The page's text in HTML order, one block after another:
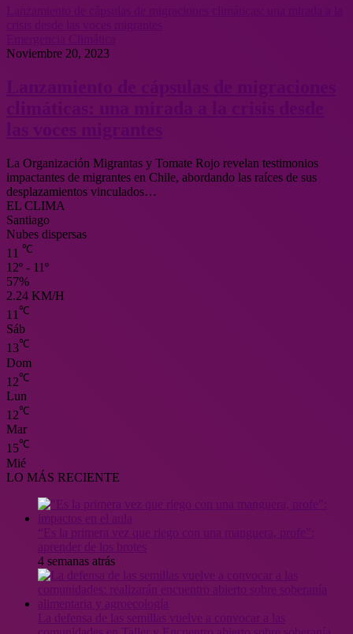
Noviembre 20, 2023
La Organización Migrantas y Tomate Rojo revelan testimonios
impactantes de migrantes en Chile, abordando las raíces de sus
desplazamientos vinculados…
EL CLIMA
Santiago
Nubes dispersas
11 ℃
12º - 11º
57%
2.24 KM/H
11 ℃
Sáb
13℃
Dom
12℃
Lun
12℃
Mar
15℃
Mié
LO MÁS RECIENTE
4 semanas atrás